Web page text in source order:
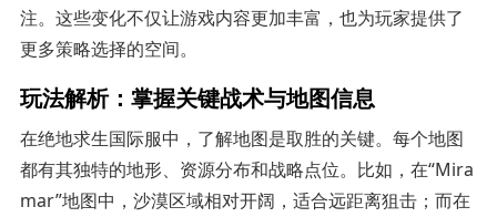
注。这些变化不仅让游戏内容更加丰富，也为玩家提供了
更多策略选择的空间。
玩法解析：掌握关键战术与地图信息
在绝地求生国际服中，了解地图是取胜的关键。每个地图
都有其独特的地形、资源分布和战略点位。比如，在“Mira
mar”地图中，沙漠区域相对开阔，适合远距离狙击；而在